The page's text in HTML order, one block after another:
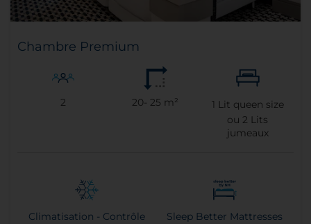
Chambre Premium
2 20- 25 m² 1 Lit queen size
ou 2 Lits
jumeaux
Climatisation - Contrôle
Sleep Better Mattresses